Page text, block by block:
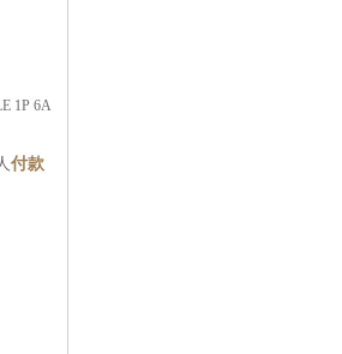
1P 6A
付款